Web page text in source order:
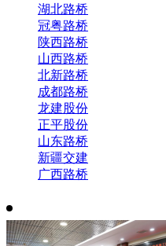
湖北路桥
冠粤路桥
陕西路桥
山西路桥
北新路桥
成都路桥
龙建股份
正平股份
山东路桥
新疆交建
广西路桥